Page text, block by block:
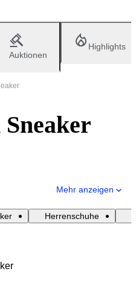
Auktionen
Highlights
Sneaker
Mehr anzeigen
Herrenschuhe